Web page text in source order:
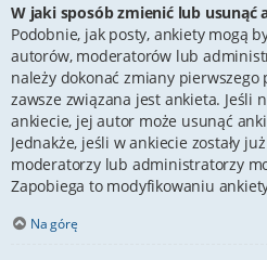
W jaki sposób zmienić lub usunąć
Podobnie, jak posty, ankiety mogą
autorów, moderatorów lub
należy dokonać zmiany pierwszego
zawsze związana jest ankieta. Jeśli
ankiecie, jej autor może usunąć
Jednakże, jeśli w ankiecie zostały
moderatorzy lub administratorzy
Zapobiega to modyfikowaniu
Na górę